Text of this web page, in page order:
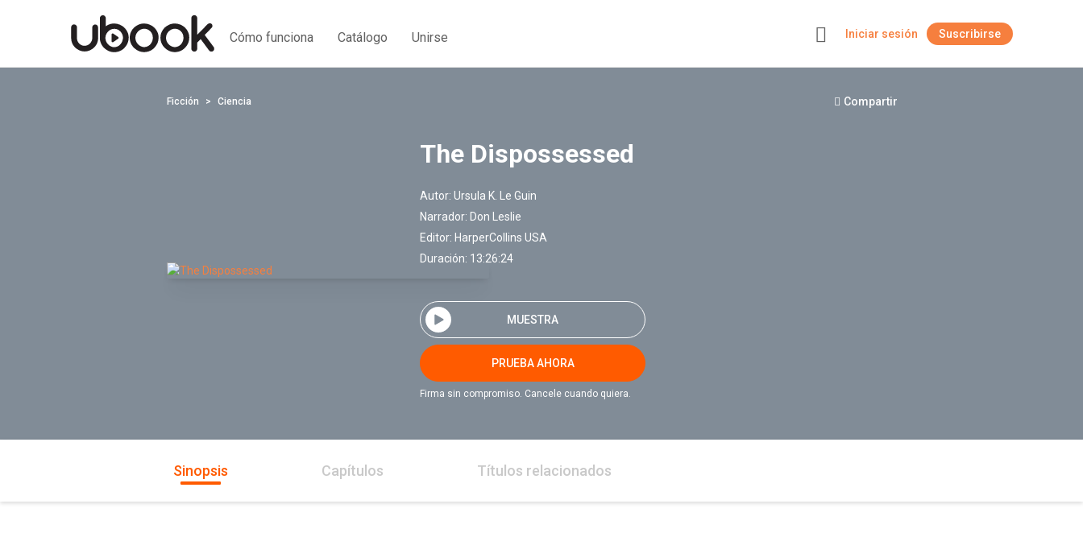
Cómo funciona Catálogo Unirse Iniciar sesión Suscribirse
Ficción Ciencia Compartir
The Dispossessed
Autor: Ursula K. Le Guin
Narrador: Don Leslie
Editor: HarperCollins USA
Duración: 13:26:24
MUESTRA
PRUEBA AHORA
Firma sin compromiso. Cancele cuando quiera.
Sinopsis Capítulos Títulos relacionados